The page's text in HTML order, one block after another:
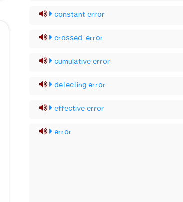
constant error
crossed-error
cumulative error
detecting error
effective error
error